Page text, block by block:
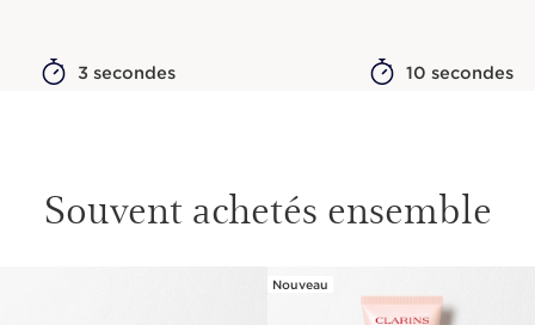
3 secondes 10 secondes
Souvent achetés ensemble
Nouveau